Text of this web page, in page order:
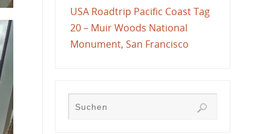
USA Roadtrip Pacific Coast Tag
20 – Muir Woods National
Monument, San Francisco